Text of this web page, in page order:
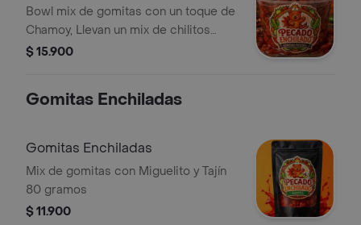
Bowl mix de gomitas con un toque de
Chamoy, Llevan un mix de chilitos
extra picantes para el máximo picor.
$ 15.900
Gomitas Enchiladas
Gomitas Enchiladas
Mix de gomitas con Miguelito y Tajín
80 gramos
$ 11.900